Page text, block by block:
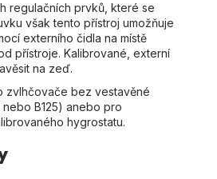
regulačních prvků, které se
však tento přístroj umožňuje
externího čidla na místě
přístroje. Kalibrované, externí
na zeď.
zvlhčovače bez vestavěné
B125) anebo pro
hygrostatu.